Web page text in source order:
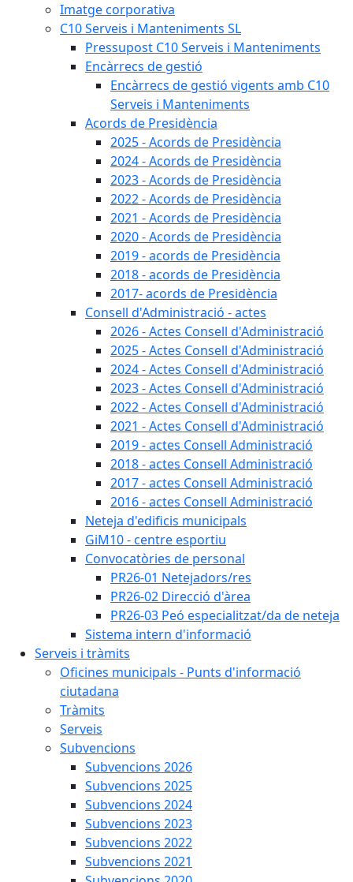
Imatge corporativa
C10 Serveis i Manteniments SL
Pressupost C10 Serveis i Manteniments
Encàrrecs de gestió
Encàrrecs de gestió vigents amb C10
Serveis i Manteniments
Acords de Presidència
2025 - Acords de Presidència
2024 - Acords de Presidència
2023 - Acords de Presidència
2022 - Acords de Presidència
2021 - Acords de Presidència
2020 - Acords de Presidència
2019 - acords de Presidència
2018 - acords de Presidència
2017- acords de Presidència
Consell d'Administració - actes
2026 - Actes Consell d'Administració
2025 - Actes Consell d'Administració
2024 - Actes Consell d'Administració
2023 - Actes Consell d'Administració
2022 - Actes Consell d'Administració
2021 - Actes Consell d'Administració
2019 - actes Consell Administració
2018 - actes Consell Administració
2017 - actes Consell Administració
2016 - actes Consell Administració
Neteja d'edificis municipals
GiM10 - centre esportiu
Convocatòries de personal
PR26-01 Netejadors/res
PR26-02 Direcció d'àrea
PR26-03 Peó especialitzat/da de neteja
Sistema intern d'informació
Serveis i tràmits
Oficines municipals - Punts d'informació
ciutadana
Tràmits
Serveis
Subvencions
Subvencions 2026
Subvencions 2025
Subvencions 2024
Subvencions 2023
Subvencions 2022
Subvencions 2021